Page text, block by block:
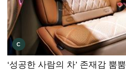
C
‘성공한 사람의 차’ 존재감 뿜뿜